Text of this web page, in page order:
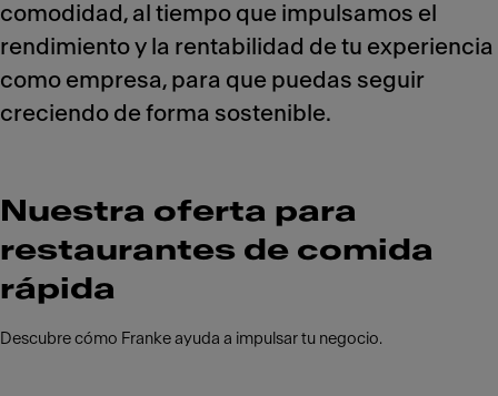
comodidad, al tiempo que impulsamos el
rendimiento y la rentabilidad de tu experiencia
como empresa, para que puedas seguir
creciendo de forma sostenible.
Nuestra oferta para
restaurantes de comida
rápida
Descubre cómo Franke ayuda a impulsar tu negocio.